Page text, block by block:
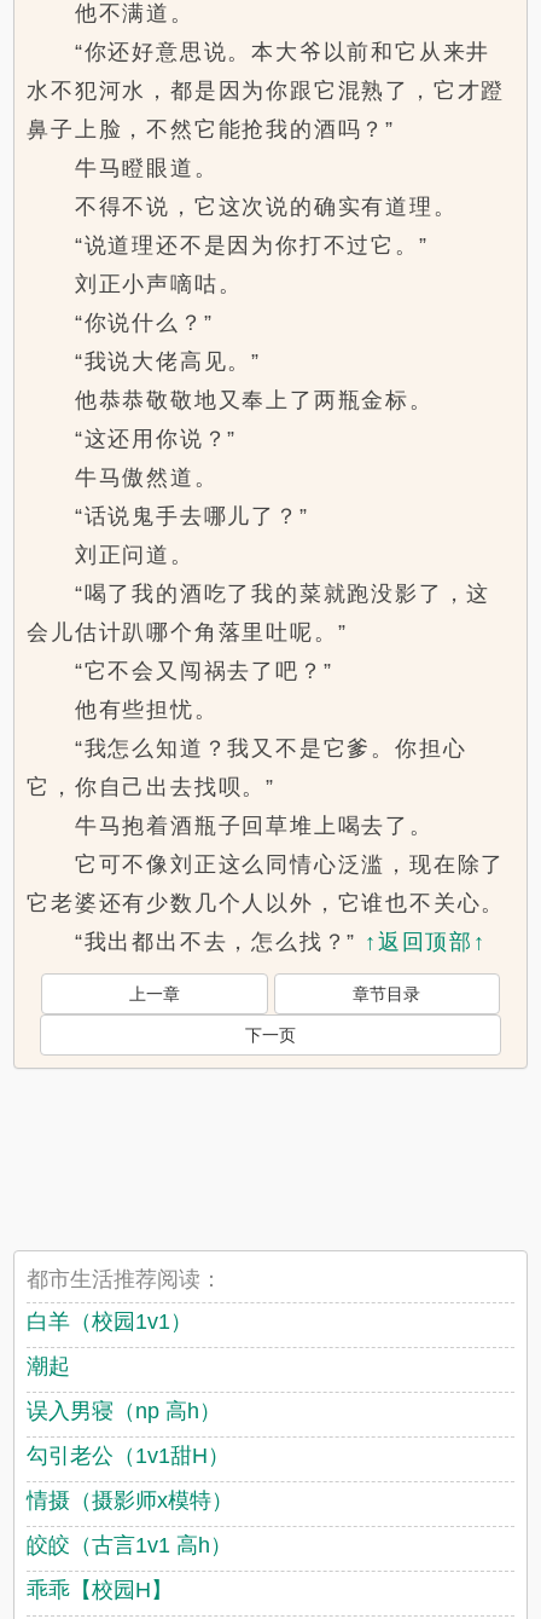
他不满道。
“你还好意思说。本大爷以前和它从来井
水不犯河水，都是因为你跟它混熟了，它才蹬
鼻子上脸，不然它能抢我的酒吗？”
牛马瞪眼道。
不得不说，它这次说的确实有道理。
“说道理还不是因为你打不过它。”
刘正小声嘀咕。
“你说什么？”
“我说大佬高见。”
他恭恭敬敬地又奉上了两瓶金标。
“这还用你说？”
牛马傲然道。
“话说鬼手去哪儿了？”
刘正问道。
“喝了我的酒吃了我的菜就跑没影了，这
会儿估计趴哪个角落里吐呢。”
“它不会又闯祸去了吧？”
他有些担忧。
“我怎么知道？我又不是它爹。你担心
它，你自己出去找呗。”
牛马抱着酒瓶子回草堆上喝去了。
它可不像刘正这么同情心泛滥，现在除了
它老婆还有少数几个人以外，它谁也不关心。
“我出都出不去，怎么找？” ↑返回顶部↑
上一章 章节目录
下一页
都市生活推荐阅读：
白羊（校园1v1）
潮起
误入男寝（np 高h）
勾引老公（1v1甜H）
情摄（摄影师x模特）
皎皎（古言1v1 高h）
乖乖【校园H】